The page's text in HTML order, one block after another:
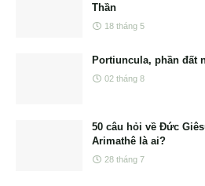
Thần
18 tháng 5
Portiuncula, phần đất
02 tháng 8
50 câu hỏi về Đức
Arimathê là ai?
28 tháng 7